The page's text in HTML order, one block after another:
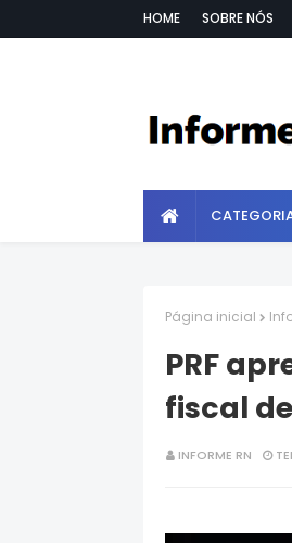
HOME SOBRE NÓS
Página inicial
PRF
fiscal
INFORME RN